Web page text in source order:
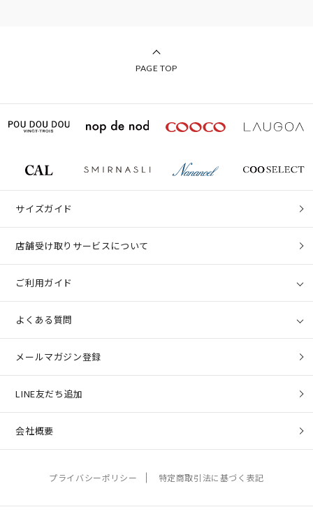
PAGE TOP
サイズガイド
店舗受け取りサービスについて
ご利用ガイド
よくある質問
メールマガジン登録
LINE友だち追加
会社概要
プライバシーポリシー 特定商取引法に基づく表記